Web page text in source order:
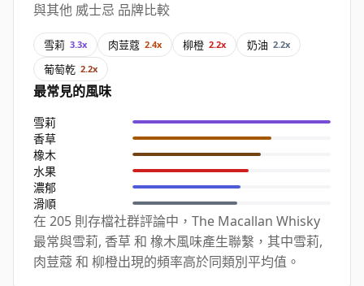
與其他 威士忌 品牌比較
雪莉 3.3x 肉荳蔻 2.4x 柳橙 2.2x 奶油 2.2x
葡萄乾 2.2x
最常見的風味
雪莉
香草
橡木
水果
濃郁
滑順
在 205 則存檔社群評論中，The Macallan Whisky
最常與雪莉, 香草 和 橡木風味產生聯繫，其中雪莉,
肉荳蔻 和 柳橙出現的頻率高於同類別平均值。